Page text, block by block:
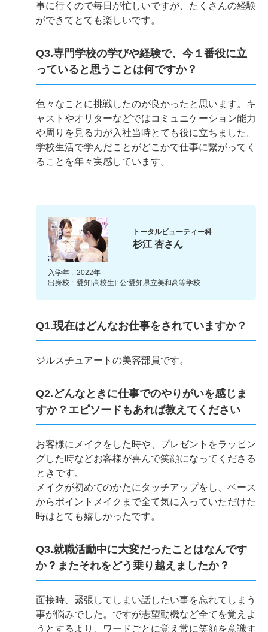
事に行くので毎日が忙しいですが、たくさんの経験
ができてとても楽しいです。
Q3.専門学校の学びや経験で、今１番役に立
っていると思うことは何ですか？
色々なことに挑戦したのが良かったと思います。キ
ャストやオリターなどではコミュニケーション能力
や周りを見る力が入社当時とても役に立ちました。
学校生活で学んだことがどこかで仕事に繋がってく
ることを年々実感しています。
トータルビューティー科
杉江 杏さん
入学年 : 2022年
出身校 : 愛知[高校生]: 公:愛知県立美和高等学校
Q1.現在はどんなお仕事をされていますか？
ジルスチュアートの美容部員です。
Q2.どんなときに仕事でのやりがいを感じま
すか？エピソードもあれば教えてください
お客様にメイクをした時や、プレゼントをラッピン
グした時などお客様が喜んで笑顔になってくださる
ときです。
メイクが初めてのかたにタッチアップをし、ベース
からポイントメイクまで全て気に入っていただけた
時はとても嬉しかったです。
Q3.就職活動中に大変だったことはなんです
か？またそれをどう乗り越えましたか？
面接時、緊張してしまい話したい事を忘れてしまう
事が悩みでした。ですが志望動機など全てを覚えよ
うとするより、ワードごとに覚え常に笑顔を意識す